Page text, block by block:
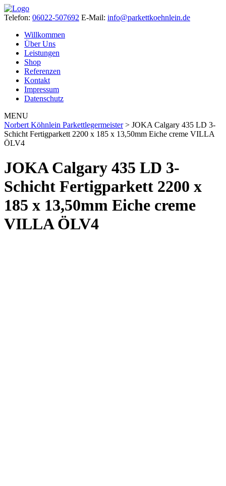
Telefon: 06022-507692 E-Mail: info@parkettkoehnlein.de
Willkommen
Über Uns
Leistungen
Shop
Referenzen
Kontakt
Impressum
Datenschutz
MENU
Norbert Köhnlein Parkettlegermeister> JOKA Calgary 435 LD 3-
Schicht Fertigparkett 2200 x 185 x 13,50mm Eiche creme VILLA
ÖLV4
JOKA Calgary 435 LD 3-
Schicht Fertigparkett 2200 x
185 x 13,50mm Eiche creme
VILLA ÖLV4